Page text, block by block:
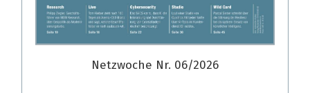
Netzwoche Nr. 06/2026